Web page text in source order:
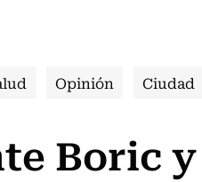
Opinión Ciudad
Boric